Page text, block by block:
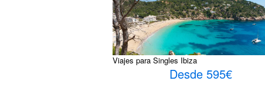
Viajes para Singles Ibiza
Desde 595€